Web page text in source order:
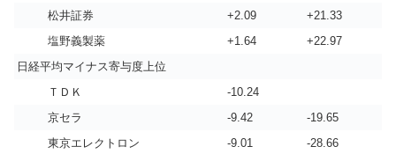
松井証券
+2.09
+21.33
塩野義製薬
+1.64
+22.97
日経平均マイナス寄与度上位
ＴＤＫ
-10.24
京セラ
-9.42
-19.65
東京エレクトロン
-9.01
-28.66